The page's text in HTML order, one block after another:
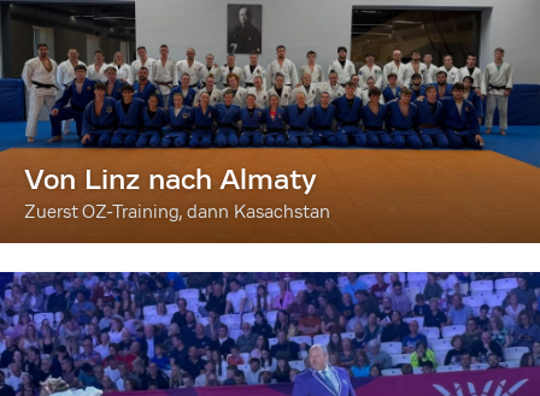
Von Linz nach Almaty
Zuerst OZ-Training, dann Kasachstan